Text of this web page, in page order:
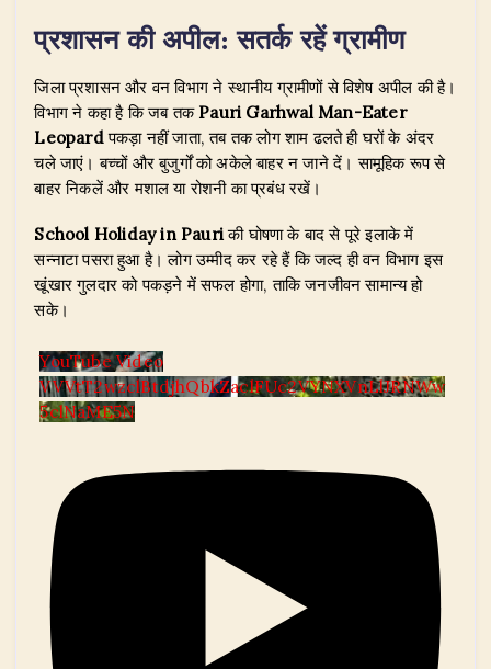
प्रशासन की अपील: सतर्क रहें ग्रामीण
​जिला प्रशासन और वन विभाग ने स्थानीय ग्रामीणों से विशेष अपील की है।
विभाग ने कहा है कि जब तक Pauri Garhwal Man-Eater
Leopardपकड़ा नहीं जाता, तब तक लोग शाम ढलते ही घरों के अंदर
चले जाएं। बच्चों और बुजुर्गों को अकेले बाहर न जाने दें। सामूहिक रूप से
बाहर निकलें और मशाल या रोशनी का प्रबंध रखें।
School Holiday in Pauriकी घोषणा के बाद से पूरे इलाके में
सन्नाटा पसरा हुआ है। लोग उम्मीद कर रहे हैं कि जल्द ही वन विभाग इस
खूंखार गुलदार को पकड़ने में सफल होगा, ताकि जनजीवन सामान्य हो
सके।
YouTube Video
VVVtT2wzclBtdjhQbkZaclFUc2VYNXVnLlJRNWw
5clNaME5N